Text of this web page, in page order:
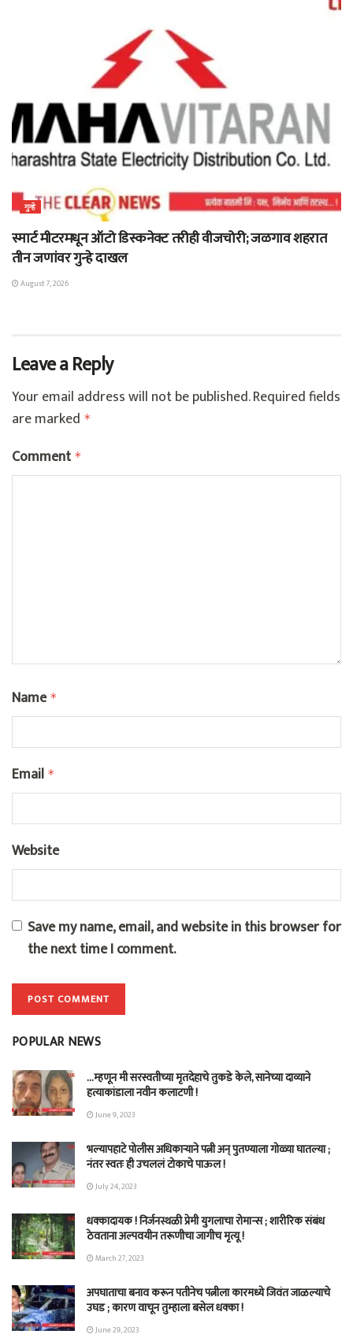
गुन्हे
स्मार्ट मीटरमधून ऑटो डिस्कनेक्ट तरीही वीजचोरी; जळगाव शहरात
तीन जणांवर गुन्हे दाखल
August 7, 2026
Leave a Reply
Your email address will not be published.Required fields
are marked *
Comment *
Name *
Email *
Website
Save my name, email, and website in this browser for
the next time I comment.
POPULAR NEWS
…म्हणून मी सरस्वतीच्या मृतदेहाचे तुकडे केले, सानेच्या दाव्याने
हत्याकांडाला नवीन कलाटणी !
June 9, 2023
भल्यापहाटे पोलीस अधिकाऱ्याने पत्नी अन् पुतण्याला गोळ्या घातल्या ;
नंतर स्वतः ही उचललं टोकाचे पाऊल !
July 24, 2023
धक्कादायक ! निर्जनस्थळी प्रेमी युगलाचा रोमान्स ; शारीरिक संबंध
ठेवताना अल्पवयीन तरूणीचा जागीच मृत्यू !
March 27, 2023
अपघाताचा बनाव करून पतीनेच‎ पत्नीला कारमध्ये जिवंत जाळल्याचे
उघड ; कारण वाचून तुम्हाला बसेल धक्का !
June 29, 2023